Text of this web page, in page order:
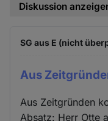
Diskussion
SG aus E (nicht
Aus
Aus Zeitgründen
Absatz: Herr Otte